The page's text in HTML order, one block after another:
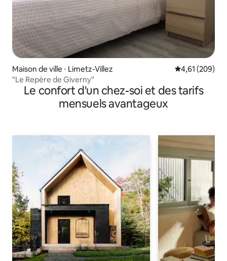
Maison de ville ⋅ Limetz-Villez Évaluation
4,61 (209)
"Le Repère de Giverny"
Le confort d'un chez-soi et des tarifs
mensuels avantageux